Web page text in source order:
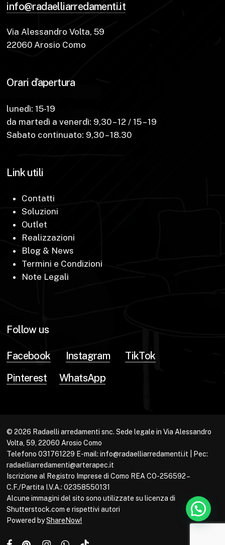
info@radaelliarredamenti.it
Via Alessandro Volta, 59
22060 Arosio Como
Orari d’apertura
lunedì: 15-19
da martedì a venerdì: 9,30 – 12 / 15 – 19
Sabato continuato: 9,30 – 18.30
Link utili
Contatti
Soluzioni
Outlet
Realizzazioni
Blog & News
Termini e Condizioni
Note Legali
Follow us
Facebook Instagram
TikTok
Pinterest
WhatsApp
© 2026 Radaelli arredamenti snc. Sede legale in Via Alessandro
Volta, 59, 22060 Arosio Como
Telefono 031761229 E-mail: info@radaelliarredamenti.it | Pec:
radaelliarredamenti@arterapec.it
Iscrizione al Registro Imprese di Como REA CO-256592 –
C.F./Partita I.V.A.: 02358550131
Alcune immagini del sito sono utilizzate su licenza di
Shutterstock.com e rispettivi autori
Powered byShareNow!